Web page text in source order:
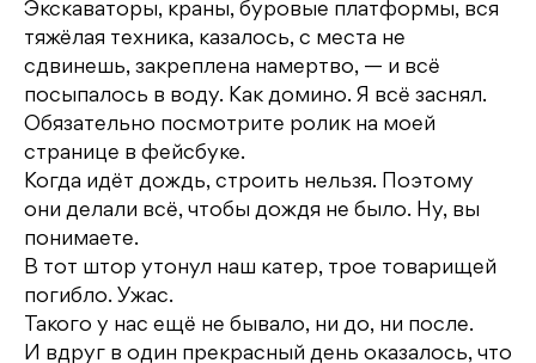
Экскаваторы, краны, буровые платформы, вся
тяжёлая техника, казалось, с места не
сдвинешь, закреплена намертво, — и всё
посыпалось в воду. Как домино. Я всё заснял.
Обязательно посмотрите ролик на моей
странице в фейсбуке.
Когда идёт дождь, строить нельзя. Поэтому
они делали всё, чтобы дождя не было. Ну, вы
понимаете.
В тот штор утонул наш катер, трое товарищей
погибло. Ужас.
Такого у нас ещё не бывало, ни до, ни после.
И вдруг в один прекрасный день оказалось, что